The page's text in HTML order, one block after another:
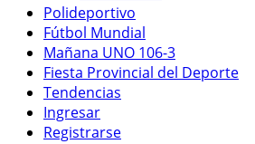
Polideportivo
Fútbol Mundial
Mañana UNO 106-3
Fiesta Provincial del Deporte
Tendencias
Ingresar
Registrarse